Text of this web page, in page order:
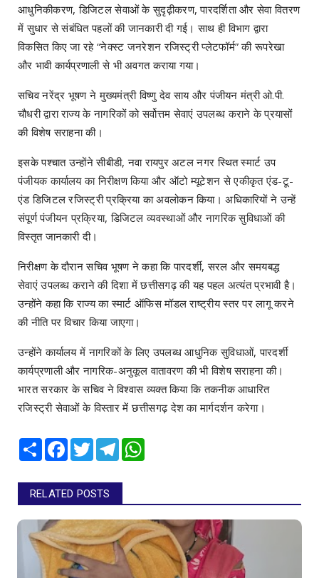
आधुनिकीकरण, डिजिटल सेवाओं के सुदृढ़ीकरण, पारदर्शिता और सेवा वितरण
में सुधार से संबंधित पहलों की जानकारी दी गई। साथ ही विभाग द्वारा
विकसित किए जा रहे “नेक्स्ट जनरेशन रजिस्ट्री प्लेटफॉर्म” की रूपरेखा
और भावी कार्यप्रणाली से भी अवगत कराया गया।
सचिव नरेंद्र भूषण ने मुख्यमंत्री विष्णु देव साय और पंजीयन मंत्री ओ.पी.
चौधरी द्वारा राज्य के नागरिकों को सर्वोत्तम सेवाएं उपलब्ध कराने के प्रयासों
की विशेष सराहना की।
इसके पश्चात उन्होंने सीबीडी, नवा रायपुर अटल नगर स्थित स्मार्ट उप
पंजीयक कार्यालय का निरीक्षण किया और ऑटो म्यूटेशन से एकीकृत एंड-टू-
एंड डिजिटल रजिस्ट्री प्रक्रिया का अवलोकन किया। अधिकारियों ने उन्हें
संपूर्ण पंजीयन प्रक्रिया, डिजिटल व्यवस्थाओं और नागरिक सुविधाओं की
विस्तृत जानकारी दी।
निरीक्षण के दौरान सचिव भूषण ने कहा कि पारदर्शी, सरल और समयबद्ध
सेवाएं उपलब्ध कराने की दिशा में छत्तीसगढ़ की यह पहल अत्यंत प्रभावी है।
उन्होंने कहा कि राज्य का स्मार्ट ऑफिस मॉडल राष्ट्रीय स्तर पर लागू करने
की नीति पर विचार किया जाएगा।
उन्होंने कार्यालय में नागरिकों के लिए उपलब्ध आधुनिक सुविधाओं, पारदर्शी
कार्यप्रणाली और नागरिक-अनुकूल वातावरण की भी विशेष सराहना की।
भारत सरकार के सचिव ने विश्वास व्यक्त किया कि तकनीक आधारित
रजिस्ट्री सेवाओं के विस्तार में छत्तीसगढ़ देश का मार्गदर्शन करेगा।
Share Facebook
TwitterTelegram
RELATED POSTS